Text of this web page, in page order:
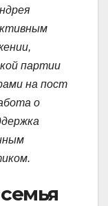
партии
на пост
о